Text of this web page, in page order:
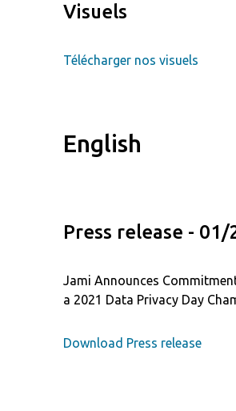
Visuels
Télécharger nos visuels
English
Press release - 01/
Jami Announces
a 2021 Data Privacy Day
Download Press release